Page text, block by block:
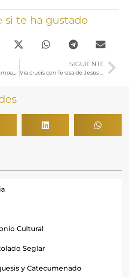
si te ha gustado
Me apunto a Religión. Campaña Curso 2017-2018
SIGUIENTE
Via crucis con Teresa de Jesús y Celebración Penitencial para cofrades
Cultural
Seglar
y Catecumenado